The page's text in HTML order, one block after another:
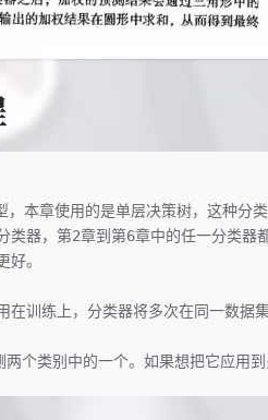
，本章使用的是单层决策树，这种
器，第2章到第6章中的任一分类器
。
训练上，分类器将多次在同一数据
个类别中的一个。如果想把它应用